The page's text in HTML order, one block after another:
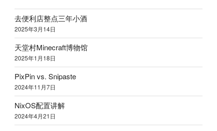
去便利店整点三年小酒
2025年3月14日
天堂村Minecraft博物馆
2025年1 月18日
PixPin vs. Snipaste
2024年11 月7日
NixOS配置讲解
2024年4月21 日